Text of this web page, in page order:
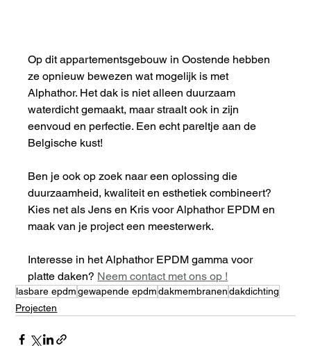
Op dit appartementsgebouw in Oostende hebben
ze opnieuw bewezen wat mogelijk is met
Alphathor. Het dak is niet alleen duurzaam
waterdicht gemaakt, maar straalt ook in zijn
eenvoud en perfectie. Een echt pareltje aan de
Belgische kust!
Ben je ook op zoek naar een oplossing die
duurzaamheid, kwaliteit en esthetiek combineert?
Kies net als Jens en Kris voor Alphathor EPDM en
maak van je project een meesterwerk.
Interesse in het Alphathor EPDM gamma voor
platte daken? Neem contact met ons op !
lasbare epdm gewapende epdm dakmembranen dakdichting
Projecten